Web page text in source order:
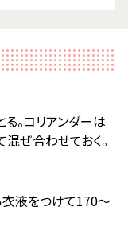
。コリアンダーは
混ぜ合わせておく。
衣液をつけて170～